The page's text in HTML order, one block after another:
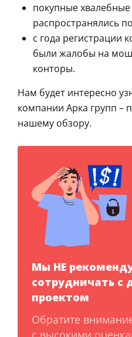
покупные хвалебные
распространялись
с года регистрации
были жалобы на
конторы.
Нам будет интересно
компании Арка групп –
нашему обзору.
Мы НЕ
сотрудничать с
проектом
Обратите